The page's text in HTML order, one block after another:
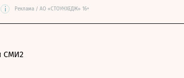
i Реклама / АО «СТОУНХЕДЖ» 16+
СМИ2